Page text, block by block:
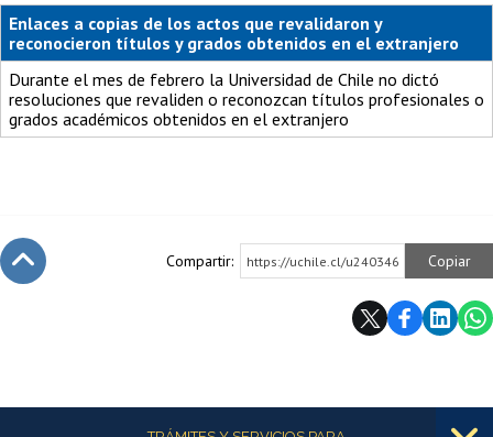
Enlaces a copias de los actos que revalidaron y
reconocieron títulos y grados obtenidos en el extranjero
Durante el mes de febrero la Universidad de Chile no dictó
resoluciones que revaliden o reconozcan títulos profesionales o
grados académicos obtenidos en el extranjero
Compartir: https://uchile.cl/u240346 Copiar
Más información